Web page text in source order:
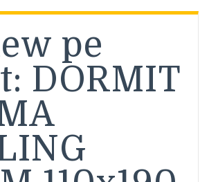
pe
DORMIT